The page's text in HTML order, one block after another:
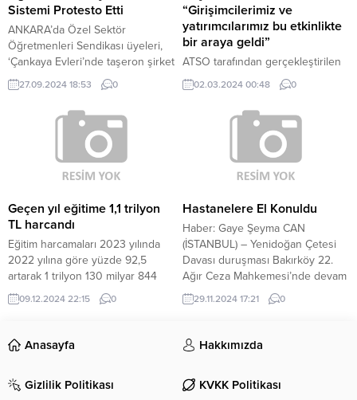
ederek, “Gizli çalışanlar var. Yani
olmadığı halde burada görünen...
örgütünün tasfiye edileceğini tek
taraflı ilan etsin" ifadelerini
kullandı. Milliyetçi Hareket Partisi
Genel Başkanı Devlet...
Sistemi Protesto Etti
ANKARA’da Özel Sektör
Öğretmenleri Sendikası üyeleri,
‘Çankaya Evleri’nde taşeron şirket
üzerinden çalışan öğretmenlerin
hak taleplerine ilişkin basın
açıklaması yaptı. Özel Sektör
Öğretmenleri Sendikası üyesi
yaklaşık 50 kişi, ‘Çankaya
Evleri’nde çalışan öğretmenlerin
hak taleplerine dikkat çekmek için
araya geldi. ‘Sosyal belediyecilikte
hazin son’, ‘Taşerona hayır’,
‘Asgari ücrete...
27.09.2024 18:53 0
“Girişimcilerimiz ve
yatırımcılarımız bu etkinlikte
bir araya geldi”
ATSO tarafından gerçekleştirilen
ve ulusal çapta olmasıyla bir ilk
olan proje pazarı etkinliğinde
yatırımcılar ve girişimciler bir
araya geldi.
02.03.2024 00:48 0
Geçen yıl eğitime 1,1 trilyon
TL harcandı
Eğitim harcamaları 2023 yılında
2022 yılına göre yüzde 92,5
artarak 1 trilyon 130 milyar 844
milyon TL oldu. Bir önceki yıla
göre eğitim harcamalarının en
yılında; yüzde 109 ile ilkokul ve
yüzde 107,2 ile okul öncesi oldu.
İÇİNDEKİ PAYI YÜZDE 4,3 OLDU...
09.12.2024 22:15 0
Hastanelere El Konuldu
Haber: Gaye Şeyma CAN
(İSTANBUL) – Yenidoğan Çetesi
Davası duruşması Bakırköy 22.
Ağır Ceza Mahkemesi’nde devam
ederken,
BüyükçekmeceCumhuriyet
Soruşturma Bürosu tarafından
başlatılan yeni soruşturma
ve kişinin mal varlığına el
29.11.2024 17:21 0
Anasayfa Hakkımızda
Gizlilik Politikası KVKK Politikası